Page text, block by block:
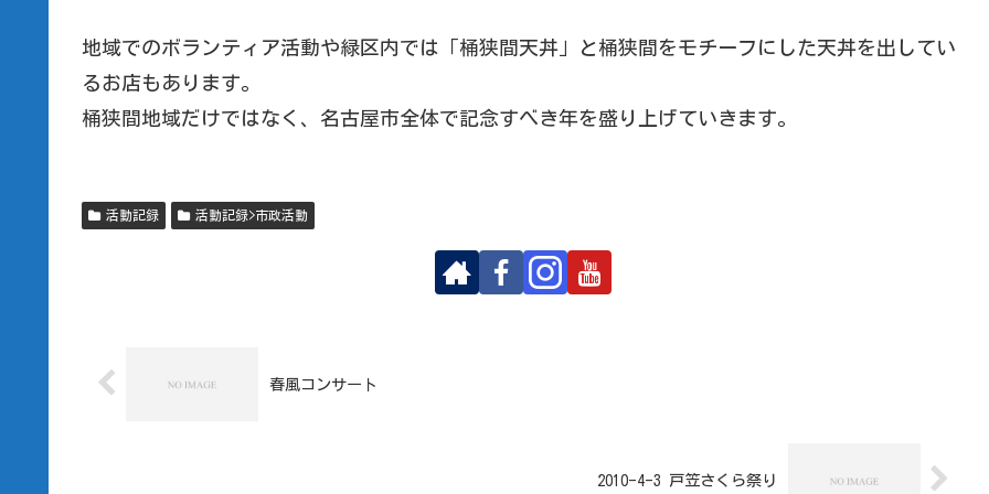
地域でのボランティア活動や緑区内では「桶狭間天丼」と桶狭間をモチーフにした天丼を出してい
るお店もあります。
桶狭間地域だけではなく、名古屋市全体で記念すべき年を盛り上げていきます。
活動記録 活動記録>市政活動
春風コンサート
2010-4-3 戸笠さくら祭り